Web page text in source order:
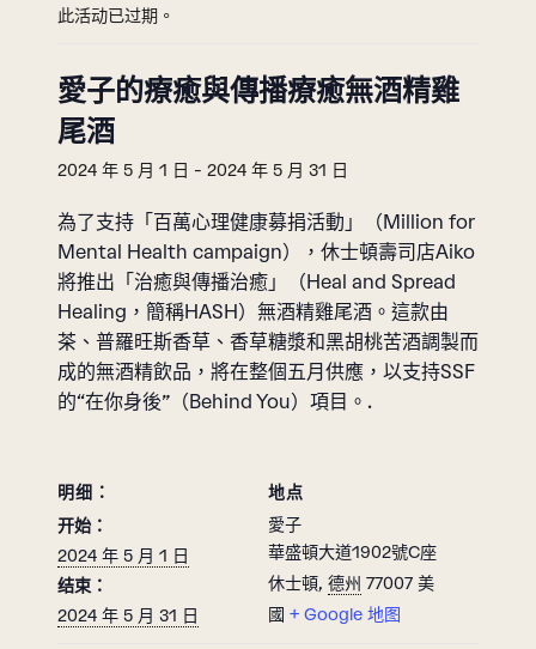
此活动已过期。
愛子的療癒與傳播療癒無酒精雞
尾酒
2024 年 5 月 1 日 - 2024 年 5 月 31 日
為了支持「百萬心理健康募捐活動」（Million for
Mental Health campaign），休士頓壽司店Aiko
將推出「治癒與傳播治癒」（Heal and Spread
Healing，簡稱HASH）無酒精雞尾酒。這款由
茶、普羅旺斯香草、香草糖漿和黑胡桃苦酒調製而
成的無酒精飲品，將在整個五月供應，以支持SSF
的“在你身後”（Behind You）項目。.
明细：
开始：
2024 年 5 月 1 日
结束：
2024 年 5 月 31 日
地点
愛子
華盛頓大道1902號C座
休士頓, 德州 77007 美
國 + Google 地图